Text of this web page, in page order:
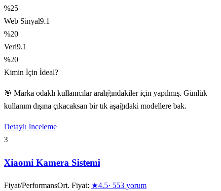
%25
Web Sinyal9.1
%20
Veri9.1
%20
Kimin İçin İdeal?
🎯 Marka odaklı kullanıcılar aralığındakiler için yapılmış. Günlük
kullanım dışına çıkacaksan bir tık aşağıdaki modellere bak.
Detaylı İnceleme
3
Xiaomi Kamera Sistemi
Fiyat/PerformansOrt. Fiyat: ★4.5· 553 yorum